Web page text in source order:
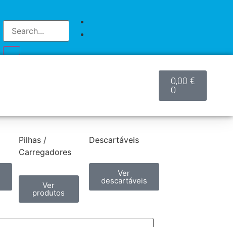
Pilhas /
Carregadores
Ver
produtos
Descartáveis
Ver
descartáveis
0,00 €
0